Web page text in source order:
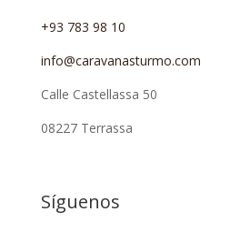
+93 783 98 10
info@caravanasturmo.com
Calle Castellassa 50
08227 Terrassa
Síguenos